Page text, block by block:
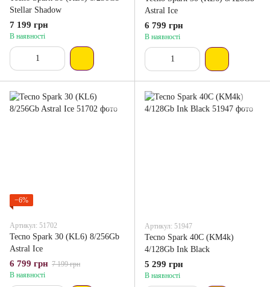
Stellar Shadow
7 199 грн
В наявності
Astral Ice
6 799 грн
В наявності
−6%
Артикул: 51702
Tecno Spark 30 (KL6) 8/256Gb
Astral Ice
6 799 грн 7 199 грн
В наявності
Артикул: 51947
Tecno Spark 40C (KM4k)
4/128Gb Ink Black
5 299 грн
В наявності